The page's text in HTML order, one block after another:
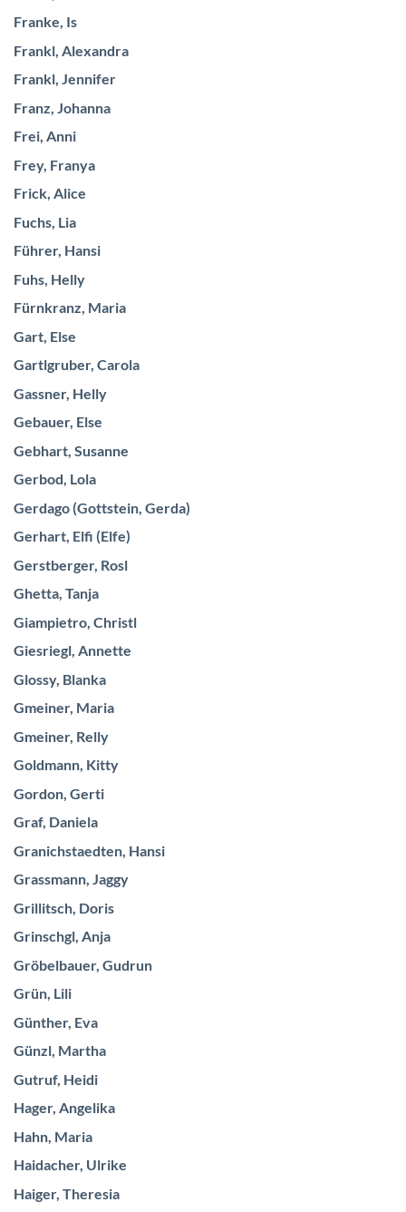
Franke, Is
Frankl, Alexandra
Frankl, Jennifer
Franz, Johanna
Frei, Anni
Frey, Franya
Frick, Alice
Fuchs, Lia
Führer, Hansi
Fuhs, Helly
Fürnkranz, Maria
Gart, Else
Gartlgruber, Carola
Gassner, Helly
Gebauer, Else
Gebhart, Susanne
Gerbod, Lola
Gerdago (Gottstein, Gerda)
Gerhart, Elfi (Elfe)
Gerstberger, Rosl
Ghetta, Tanja
Giampietro, Christl
Giesriegl, Annette
Glossy, Blanka
Gmeiner, Maria
Gmeiner, Relly
Goldmann, Kitty
Gordon, Gerti
Graf, Daniela
Granichstaedten, Hansi
Grassmann, Jaggy
Grillitsch, Doris
Grinschgl, Anja
Gröbelbauer, Gudrun
Grün, Lili
Günther, Eva
Günzl, Martha
Gutruf, Heidi
Hager, Angelika
Hahn, Maria
Haidacher, Ulrike
Haiger, Theresia